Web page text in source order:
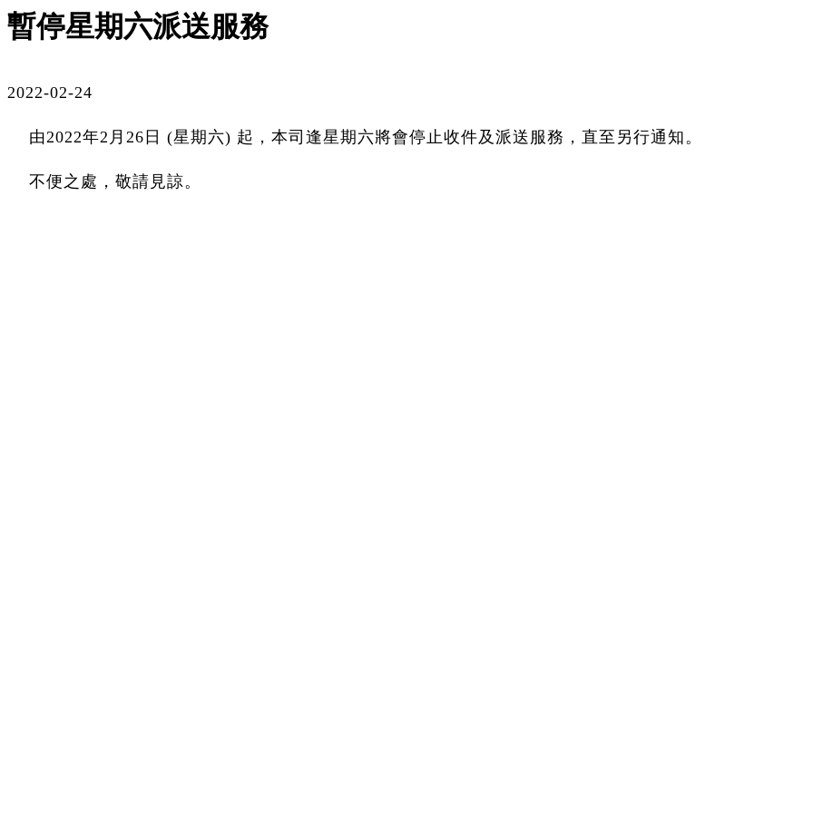
暫停星期六派送服務
2022-02-24
由2022年2月26日 (星期六) 起，本司逢星期六將會停止收件及派送服務，直至另行通知。
不便之處，敬請見諒。